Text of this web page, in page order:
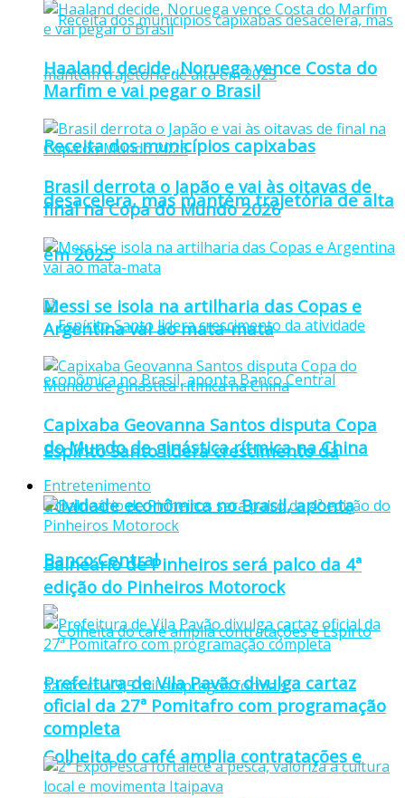
Receita dos municípios capixabas
desacelera, mas mantém trajetória de alta
em 2025
Espírito Santo lidera crescimento da
atividade econômica no Brasil, aponta
Banco Central
Colheita do café amplia contratações e
Haaland decide, Noruega vence Costa do
Marfim e vai pegar o Brasil
Brasil derrota o Japão e vai às oitavas de
final na Copa do Mundo 2026
Messi se isola na artilharia das Copas e
Argentina vai ao mata-mata
Capixaba Geovanna Santos disputa Copa
do Mundo de ginástica rítmica na China
Entretenimento
Balneário de Pinheiros será palco da 4ª
edição do Pinheiros Motorock
Prefeitura de Vila Pavão divulga cartaz
oficial da 27ª Pomitafro com programação
completa